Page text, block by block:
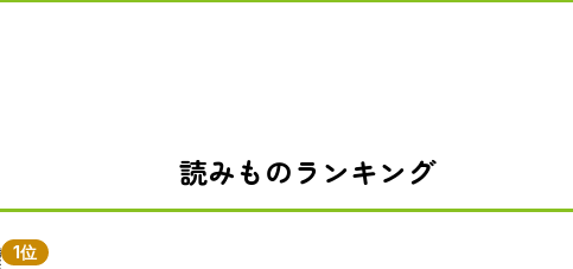
読みものランキング
1位